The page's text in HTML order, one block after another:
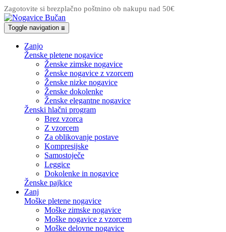
Zagotovite si brezplačno poštnino ob nakupu nad 50€
Toggle navigation ☰
Zanjo
Ženske pletene nogavice
Ženske zimske nogavice
Ženske nogavice z vzorcem
Ženske nizke nogavice
Ženske dokolenke
Ženske elegantne nogavice
Ženski hlačni program
Brez vzorca
Z vzorcem
Za oblikovanje postave
Kompresijske
Samostoječe
Leggice
Dokolenke in nogavice
Ženske pajkice
Zanj
Moške pletene nogavice
Moške zimske nogavice
Moške nogavice z vzorcem
Moške delovne nogavice